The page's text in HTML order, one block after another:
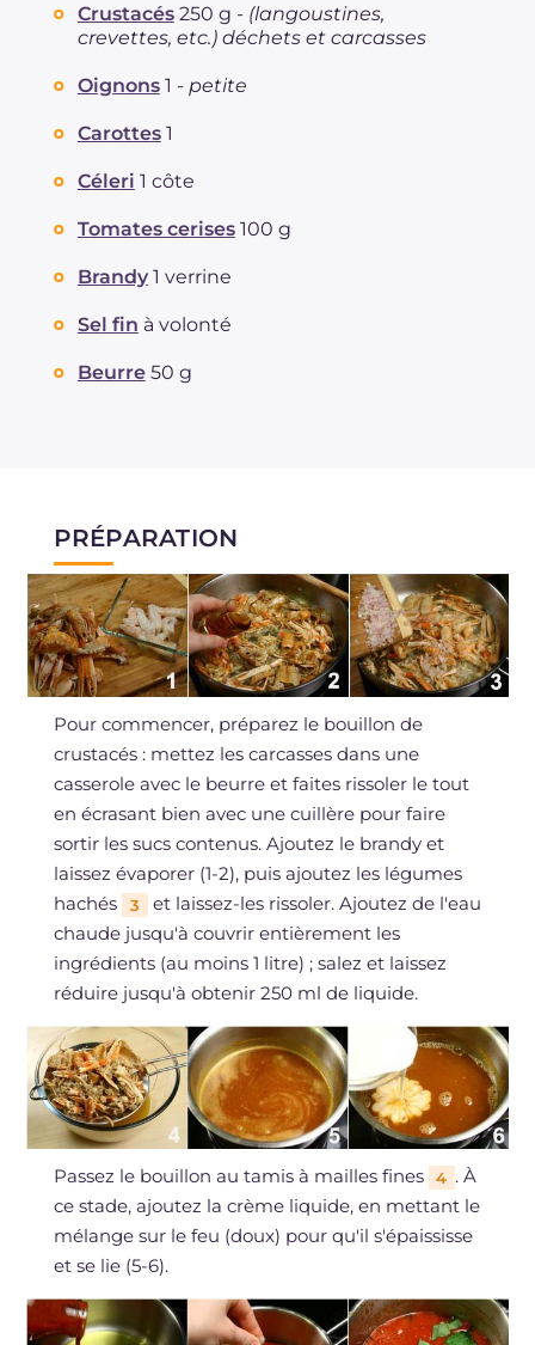
Crustacés 250 g - (langoustines,
crevettes, etc.) déchets et carcasses
Oignons 1 - petite
Carottes 1
Céleri 1 côte
Tomates cerises 100 g
Brandy 1 verrine
Sel fin à volonté
Beurre 50 g
PRÉPARATION
Pour commencer, préparez le bouillon de
crustacés : mettez les carcasses dans une
casserole avec le beurre et faites rissoler le tout
en écrasant bien avec une cuillère pour faire
sortir les sucs contenus. Ajoutez le brandy et
laissez évaporer (1-2), puis ajoutez les légumes
hachés
3
et laissez-les rissoler. Ajoutez de l'eau
chaude jusqu'à couvrir entièrement les
ingrédients (au moins 1 litre) ; salez et laissez
réduire jusqu'à obtenir 250 ml de liquide.
Passez le bouillon au tamis à mailles fines 4 . À
ce stade, ajoutez la crème liquide, en mettant le
mélange sur le feu (doux) pour qu'il s'épaississe
et se lie (5-6).